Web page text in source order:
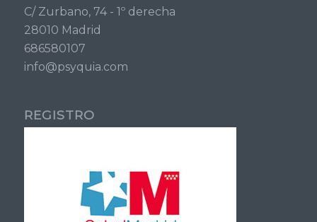
C/ Zurbano, 74 - 1º derecha
28010 Madrid
686580107
info@psyquia.com
REGISTRO